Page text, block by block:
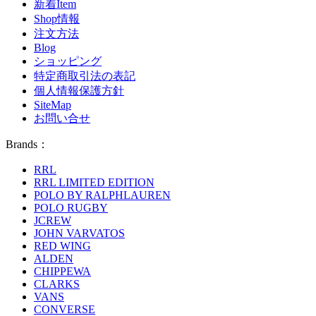
新着Item
Shop情報
注文方法
Blog
ショッピング
特定商取引法の表記
個人情報保護方針
SiteMap
お問い合せ
Brands：
RRL
RRL LIMITED EDITION
POLO BY RALPHLAUREN
POLO RUGBY
JCREW
JOHN VARVATOS
RED WING
ALDEN
CHIPPEWA
CLARKS
VANS
CONVERSE